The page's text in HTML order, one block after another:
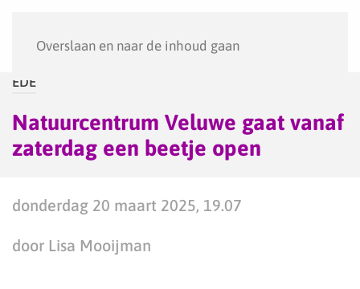
Overslaan en naar de inhoud gaan
EDE
Natuurcentrum Veluwe gaat vanaf
zaterdag een beetje open
donderdag 20 maart 2025, 19.07
door Lisa Mooijman